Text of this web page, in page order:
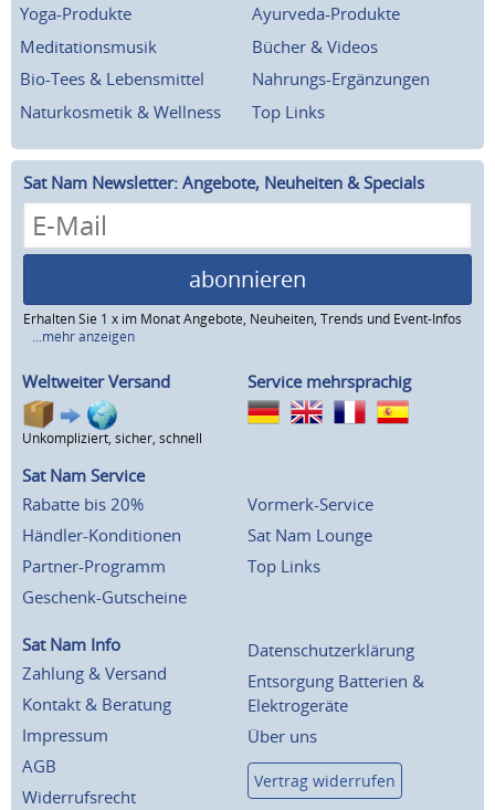
Yoga-Produkte
Ayurveda-Produkte
Meditationsmusik
Bücher & Videos
Bio-Tees & Lebensmittel
Nahrungs-Ergänzungen
Naturkosmetik & Wellness
Top Links
Sat Nam Newsletter: Angebote, Neuheiten & Specials
abonnieren
Erhalten Sie 1 x im Monat Angebote, Neuheiten, Trends und Event-Infos
...mehr anzeigen
Weltweiter Versand
Unkompliziert, sicher, schnell
Service mehrsprachig
Sat Nam Service
Rabatte bis 20%
Händler-Konditionen
Partner-Programm
Geschenk-Gutscheine
Vormerk-Service
Sat Nam Lounge
Top Links
Sat Nam Info
Zahlung & Versand
Kontakt & Beratung
Impressum
AGB
Widerrufsrecht
Datenschutzerklärung
Entsorgung Batterien &
Elektrogeräte
Über uns
Vertrag widerrufen